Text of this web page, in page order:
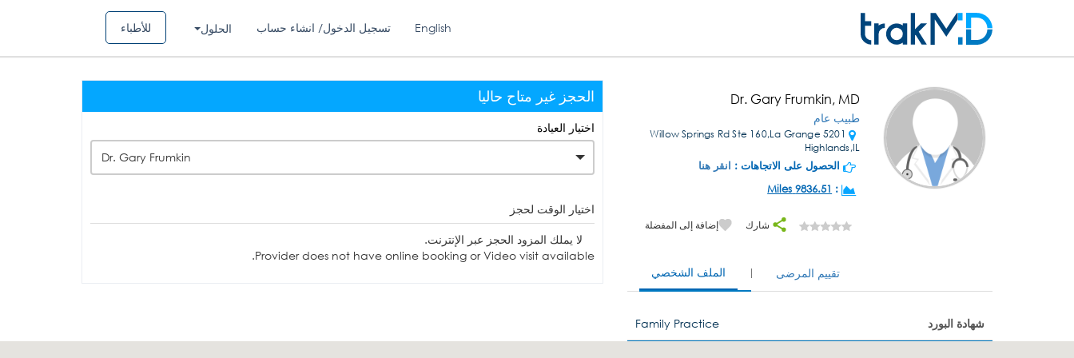
للأطباء الحلول تسجيل الدخول/ انشاء حساب English
Dr. Gary Frumkin, MD
طبيب عام
5201 Willow Springs Rd Ste 160,La Grange
Highlands,IL
الحصول على الاتجاهات : انقر هنا
:
9836.51 Miles
شارك إضافة إلى المفضلة
الملف الشخصي تقييم المرضى
شهادة البورد Family Practice
الحجز غير متاح حاليا
اختيار العيادة
Dr. Gary Frumkin
اختيار الوقت لحجز
لا يملك المزود الحجز عبر الإنترنت.
Provider does not have online booking or Video visit available.